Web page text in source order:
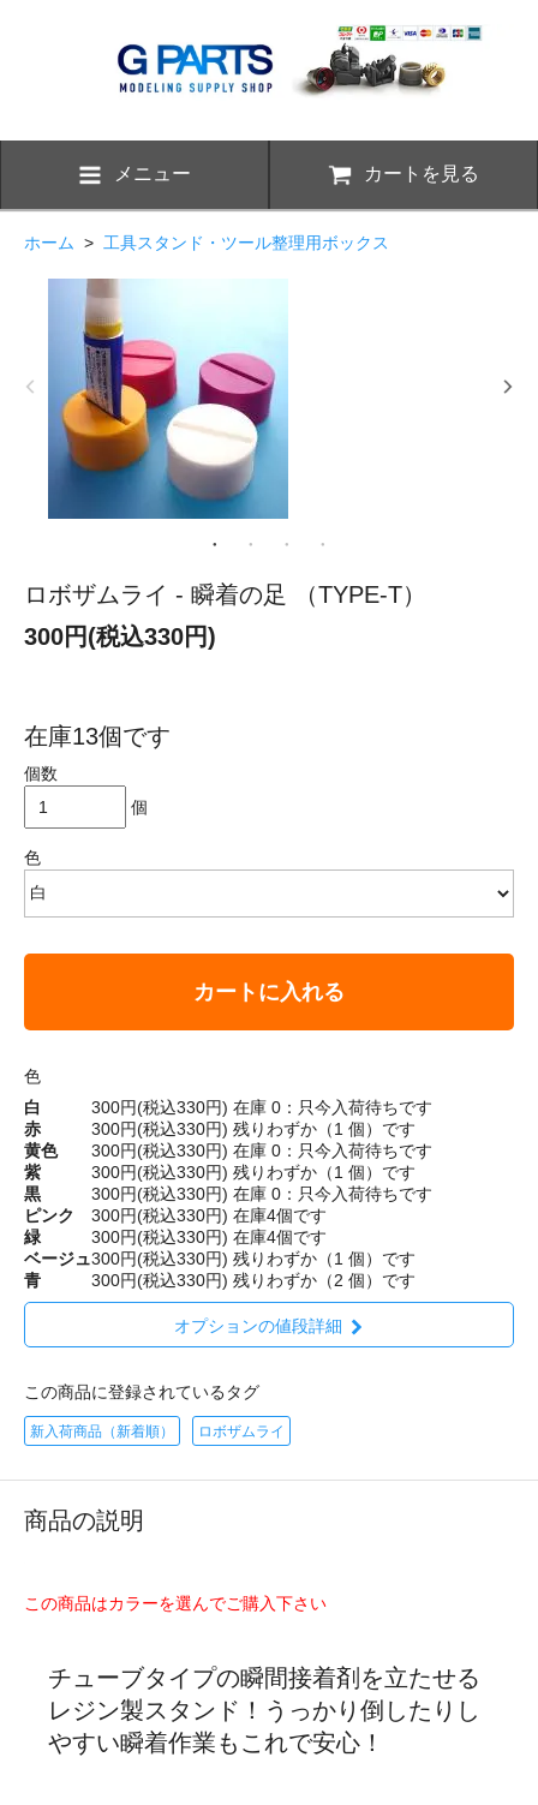
メニュー カートを見る
ホーム > 工具スタンド・ツール整理用ボックス
ロボザムライ - 瞬着の足 （TYPE-T）
300円(税込330円)
在庫13個です
個数
個
色
カートに入れる
色
白
300円(税込330円) 在庫 0：只今入荷待ちです
赤
300円(税込330円) 残りわずか（1 個）です
黄色
300円(税込330円) 在庫 0：只今入荷待ちです
紫
300円(税込330円) 残りわずか（1 個）です
黒
300円(税込330円) 在庫 0：只今入荷待ちです
ピンク
300円(税込330円) 在庫4個です
緑
300円(税込330円) 在庫4個です
ベージュ300円(税込330円) 残りわずか（1 個）です
青
300円(税込330円) 残りわずか（2 個）です
オプションの値段詳細
この商品に登録されているタグ
新入荷商品（新着順） ロボザムライ
商品の説明
この商品はカラーを選んでご購入下さい
チューブタイプの瞬間接着剤を立たせる
レジン製スタンド！うっかり倒したりし
やすい瞬着作業もこれで安心！